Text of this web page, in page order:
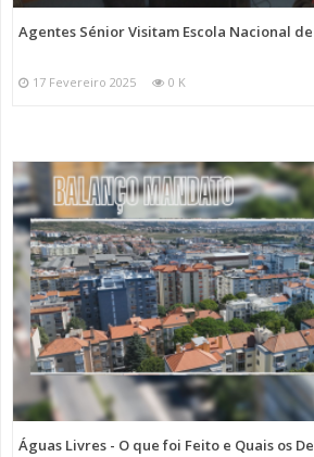
Agentes Sénior Visitam Escola Nacional
17 Fevereiro 2025 0 K
Águas Livres - O que foi Feito e Quais os